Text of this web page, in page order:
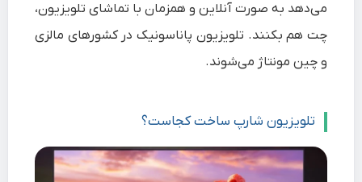
می‌دهد به صورت آنلاین و همزمان با تماشای تلویزیون،
چت هم بکنند. تلویزیون پاناسونیک در کشورهای مالزی
و چین مونتاژ می‌شوند.
تلویزیون شارپ ساخت کجاست؟